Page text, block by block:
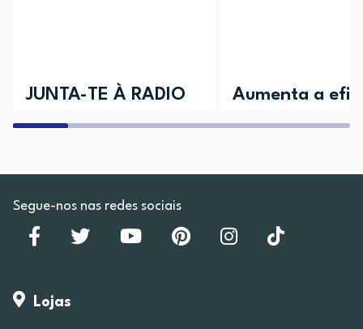
JUNTA-TE À RADIO
POPULAR
Aumenta a
da tua casa
Segue-nos nas redes sociais
Lojas